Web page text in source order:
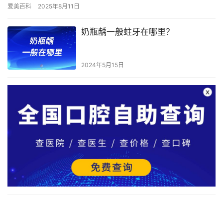
位委员会委…
爱美百科 2025年8月11日
奶瓶龋一般蛀牙在哪里？
2024年5月15日